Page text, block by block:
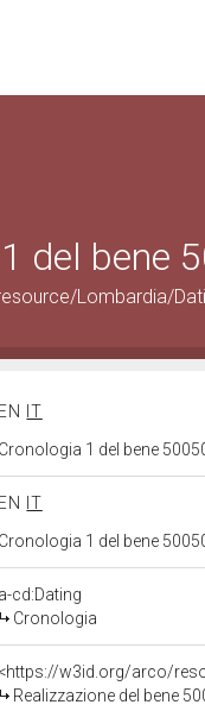
del bene
Lombardia/
EN
IT
Cronologia 1 del bene
EN
IT
Cronologia 1 del bene
a-cd:Dating
Cronologia
<https://w3id.org/arco/
Realizzazione del bene